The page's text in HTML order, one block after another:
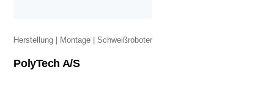
Herstellung Montage Schweißroboter
PolyTech A/S